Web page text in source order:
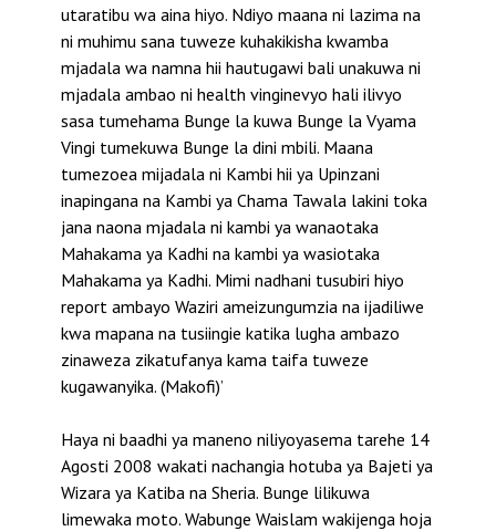
utaratibu wa aina hiyo. Ndiyo maana ni lazima na
ni muhimu sana tuweze kuhakikisha kwamba
mjadala wa namna hii hautugawi bali unakuwa ni
mjadala ambao ni health vinginevyo hali ilivyo
sasa tumehama Bunge la kuwa Bunge la Vyama
Vingi tumekuwa Bunge la dini mbili. Maana
tumezoea mijadala ni Kambi hii ya Upinzani
inapingana na Kambi ya Chama Tawala lakini toka
jana naona mjadala ni kambi ya wanaotaka
Mahakama ya Kadhi na kambi ya wasiotaka
Mahakama ya Kadhi. Mimi nadhani tusubiri hiyo
report ambayo Waziri ameizungumzia na ijadiliwe
kwa mapana na tusiingie katika lugha ambazo
zinaweza zikatufanya kama taifa tuweze
kugawanyika. (Makofi)’
Haya ni baadhi ya maneno niliyoyasema tarehe 14
Agosti 2008 wakati nachangia hotuba ya Bajeti ya
Wizara ya Katiba na Sheria. Bunge lilikuwa
limewaka moto. Wabunge Waislam wakijenga hoja